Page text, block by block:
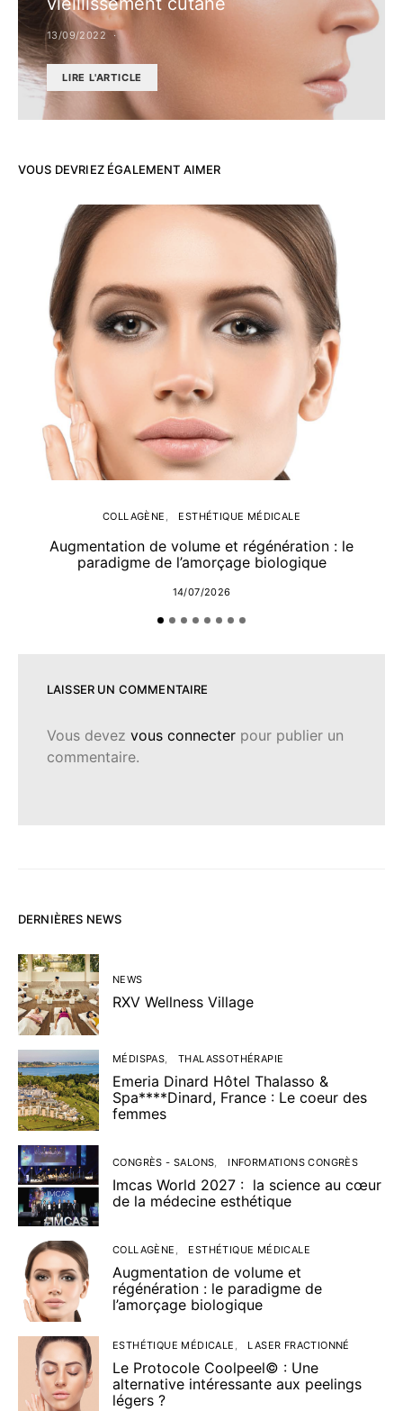
13/09/2022
LIRE L'ARTICLE
VOUS DEVRIEZ ÉGALEMENT AIMER
COLLAGÈNE ESTHÉTIQUE MÉDICALE
Augmentation de volume et régénération : le
paradigme de l’amorçage biologique
14/07/2026
LAISSER UN COMMENTAIRE
Vous devez vous connecter pour publier un
commentaire.
DERNIÈRES NEWS
NEWS
RXV Wellness Village
MÉDISPAS THALASSOTHÉRAPIE
Emeria Dinard Hôtel Thalasso &
Spa****Dinard, France : Le coeur des
femmes
CONGRÈS - SALONS INFORMATIONS CONGRÈS
Imcas World 2027 : la science au cœur
de la médecine esthétique
COLLAGÈNE ESTHÉTIQUE MÉDICALE
Augmentation de volume et
régénération : le paradigme de
l’amorçage biologique
ESTHÉTIQUE MÉDICALE LASER FRACTIONNÉ
Le Protocole Coolpeel© : Une
alternative intéressante aux peelings
légers ?